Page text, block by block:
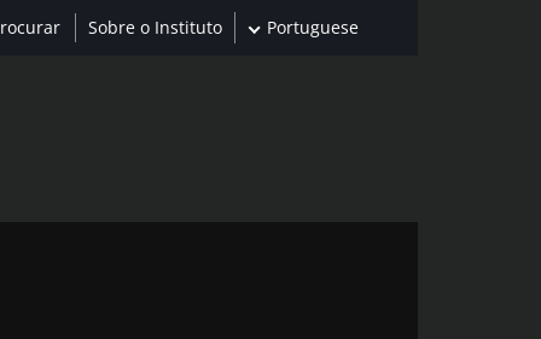
Sobre o Instituto Portuguese